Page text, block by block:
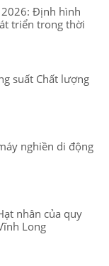
2026: Định hình
triển trong thời
suất Chất lượng
nghiền di động
nhân của quy
Long